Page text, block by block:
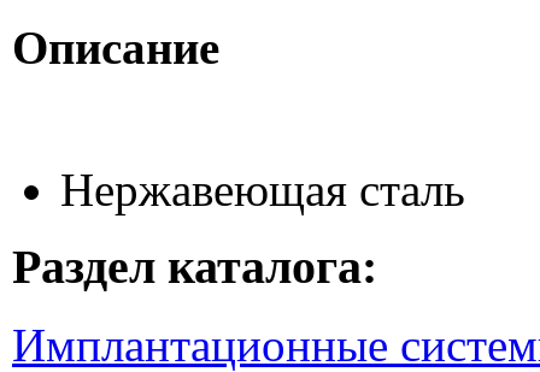
Описание
Нержавеющая сталь
Раздел каталога:
Имплантационные